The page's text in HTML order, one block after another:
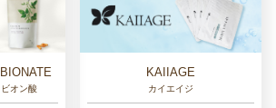
オン酸
KAIIAGE
カイエイジ